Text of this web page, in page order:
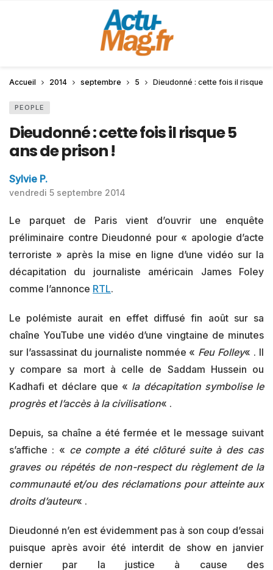
Accueil 2014 septembre 5 Dieudonné : cette fois il risque 5
PEOPLE
Dieudonné : cette fois il risque 5
ans de prison !
Sylvie P.
vendredi 5 septembre 2014
Le parquet de Paris vient d’ouvrir une enquête
préliminaire contre Dieudonné pour « apologie d’acte
terroriste » après la mise en ligne d’une vidéo sur la
décapitation du journaliste américain James Foley
comme l’annonce RTL.
Le polémiste aurait en effet diffusé fin août sur sa
chaîne YouTube une vidéo d’une vingtaine de minutes
sur l’assassinat du journaliste nommée « Feu Folley« . Il
y compare sa mort à celle de Saddam Hussein ou
Kadhafi et déclare que « la décapitation symbolise le
progrès et l’accès à la civilisation« .
Depuis, sa chaîne a été fermée et le message suivant
s’affiche : « ce compte a été clôturé suite à des cas
graves ou répétés de non-respect du règlement de la
communauté et/ou des réclamations pour atteinte aux
droits d’auteur« .
Dieudonné n’en est évidemment pas à son coup d’essai
puisque après avoir été interdit de show en janvier
dernier par la justice à cause des